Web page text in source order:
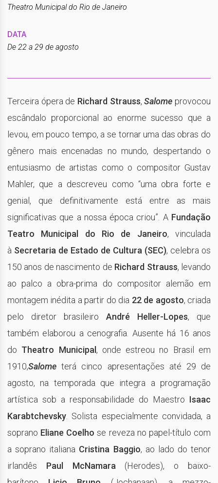
Theatro Municipal do Rio de Janeiro
DATA
De 22 a 29 de agosto
Terceira ópera de Richard Strauss,Salome provocou
escândalo proporcional ao enorme sucesso que a
levou, em pouco tempo, a se tornar uma das obras do
gênero mais encenadas no mundo, despertando o
entusiasmo de artistas como o compositor Gustav
Mahler, que a descreveu como “uma obra forte e
genial, que definitivamente está entre as mais
significativas que a nossa época criou”. A Fundação
Teatro Municipal do Rio de Janeiro, vinculada
à Secretaria de Estado de Cultura (SEC), celebra os
150 anos de nascimento de Richard Strauss, levando
ao palco a obra-prima do compositor alemão em
montagem inédita a partir do dia 22 de agosto, criada
pelo diretor brasileiro André Heller-Lopes, que
também elaborou a cenografia. Ausente há 16 anos
do Theatro Municipal , onde estreou no Brasil em
1910,Salome terá cinco apresentações até 29 de
agosto, na temporada que integra a programação
artística sob a responsabilidade do Maestro Isaac
Karabtchevsky . Solista especialmente convidada, a
soprano Eliane Coelhose reveza no papel-título com
a soprano italiana Cristina Baggio, ao lado do tenor
irlandês Paul McNamara (Herodes), o baixo-